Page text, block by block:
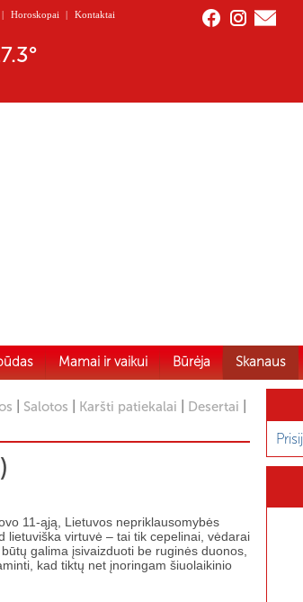
| Horoskopai | Kontaktai
Mamai ir vaikui Būrėja Skanaus
Salotos Karšti patiekalai Desertai
11-ąją, Lietuvos nepriklausomybės
lietuviška virtuvė – tai tik cepelinai, vėdarai
galima įsivaizduoti be ruginės duonos,
kad tiktų net įnoringam šiuolaikinio